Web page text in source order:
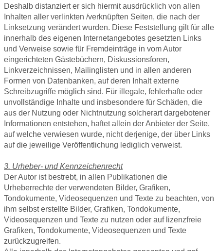
Deshalb distanziert er sich hiermit ausdrücklich von allen
Inhalten aller verlinkten /verknüpften Seiten, die nach der
Linksetzung verändert wurden. Diese Feststellung gilt für alle
innerhalb des eigenen Internetangebotes gesetzten Links
und Verweise sowie für Fremdeinträge in vom Autor
eingerichteten Gästebüchern, Diskussionsforen,
Linkverzeichnissen, Mailinglisten und in allen anderen
Formen von Datenbanken, auf deren Inhalt externe
Schreibzugriffe möglich sind. Für illegale, fehlerhafte oder
unvollständige Inhalte und insbesondere für Schäden, die
aus der Nutzung oder Nichtnutzung solcherart dargebotener
Informationen entstehen, haftet allein der Anbieter der Seite,
auf welche verwiesen wurde, nicht derjenige, der über Links
auf die jeweilige Veröffentlichung lediglich verweist.
3. Urheber- und Kennzeichenrecht
Der Autor ist bestrebt, in allen Publikationen die
Urheberrechte der verwendeten Bilder, Grafiken,
Tondokumente, Videosequenzen und Texte zu beachten, von
ihm selbst erstellte Bilder, Grafiken, Tondokumente,
Videosequenzen und Texte zu nutzen oder auf lizenzfreie
Grafiken, Tondokumente, Videosequenzen und Texte
zurückzugreifen.